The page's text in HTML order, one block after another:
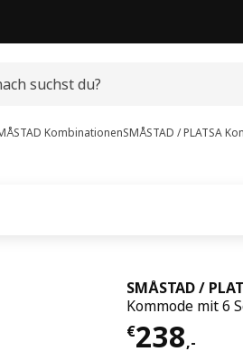
KombinationenSMÅSTAD / PLATSA
SMÅSTAD /
Kommode mit 6
€238,-
Preis €